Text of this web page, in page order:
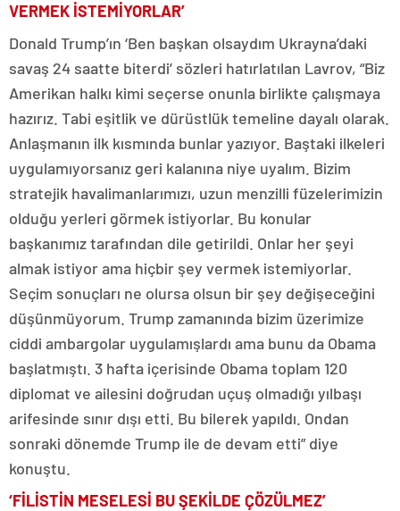
VERMEK İSTEMİYORLAR’
Donald Trump’ın ‘Ben başkan olsaydım Ukrayna’daki
savaş 24 saatte biterdi’ sözleri hatırlatılan Lavrov, “Biz
Amerikan halkı kimi seçerse onunla birlikte çalışmaya
hazırız. Tabi eşitlik ve dürüstlük temeline dayalı olarak.
Anlaşmanın ilk kısmında bunlar yazıyor. Baştaki ilkeleri
uygulamıyorsanız geri kalanına niye uyalım. Bizim
stratejik havalimanlarımızı, uzun menzilli füzelerimizin
olduğu yerleri görmek istiyorlar. Bu konular
başkanımız tarafından dile getirildi. Onlar her şeyi
almak istiyor ama hiçbir şey vermek istemiyorlar.
Seçim sonuçları ne olursa olsun bir şey değişeceğini
düşünmüyorum. Trump zamanında bizim üzerimize
ciddi ambargolar uygulamışlardı ama bunu da Obama
başlatmıştı. 3 hafta içerisinde Obama toplam 120
diplomat ve ailesini doğrudan uçuş olmadığı yılbaşı
arifesinde sınır dışı etti. Bu bilerek yapıldı. Ondan
sonraki dönemde Trump ile de devam etti” diye
konuştu.
‘FİLİSTİN MESELESİ BU ŞEKİLDE ÇÖZÜLMEZ’